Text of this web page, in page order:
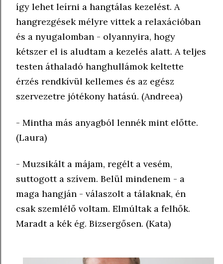
így lehet leírni a hangtálas kezelést. A
hangrezgések mélyre vittek a relaxációban
és a nyugalomban - olyannyira, hogy
kétszer el is aludtam a kezelés alatt. A teljes
testen áthaladó hanghullámok keltette
érzés rendkívül kellemes és az egész
szervezetre jótékony hatású. (Andreea)
- Mintha más anyagból lennék mint előtte.
(Laura)
- Muzsikált a májam, regélt a vesém,
suttogott a szívem. Belül mindenem - a
maga hangján - válaszolt a tálaknak, én
csak szemlélő voltam. Elmúltak a felhők.
Maradt a kék ég. Bizsergősen. (Kata)